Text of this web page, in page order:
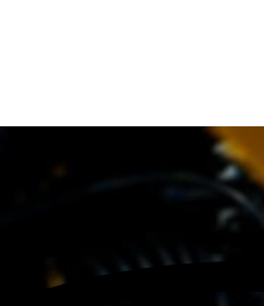
районе Москвы